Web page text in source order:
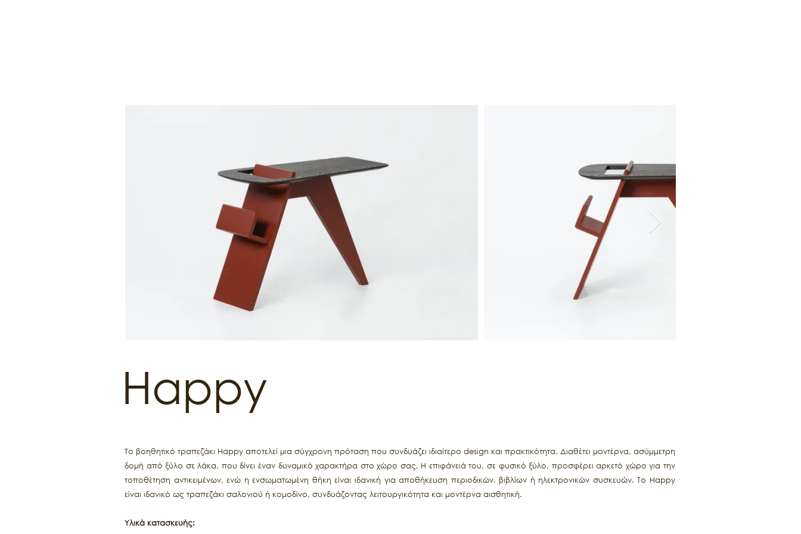
Happy
Το βοηθητικό τραπεζάκι Happy αποτελεί μια σύγχρονη πρόταση που συνδυάζει ιδιαίτερο design και πρακτικότητα. Διαθέτει μοντέρνα, ασύμμετρη
δομή από ξύλο σε λάκα, που δίνει έναν δυναμικό χαρακτήρα στο χώρο σας. Η επιφάνειά του, σε φυσικό ξύλο, προσφέρει αρκετό χώρο για την
τοποθέτηση αντικειμένων, ενώ η ενσωματωμένη θήκη είναι ιδανική για αποθήκευση περιοδικών, βιβλίων ή ηλεκτρονικών συσκευών. Το Happy
είναι ιδανικό ως τραπεζάκι σαλονιού ή κομοδίνο, συνδυάζοντας λειτουργικότητα και μοντέρνα αισθητική.
Υλικά κατασκευής: